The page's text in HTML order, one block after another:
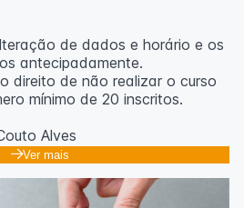
de dados e horário e os
​​antecipadamente.
direito de não realizar o curso
mínimo de 20 inscritos.
Alves
Ver mais